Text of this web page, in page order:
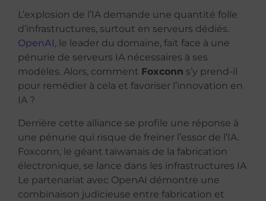
L’explosion de l’IA demande une quantité folle
d’infrastructures, surtout en serveurs dédiés.
OpenAI, le leader du domaine, fait face à une
pénurie de serveurs IA nécessaires à ses
modèles. Alors, comment Foxconn s’y prend-il
pour remédier à cela et favoriser l’innovation en
IA ?
Derrière cette alliance se profile une réponse à
une pénurie qui risque de freiner l’essor de l’IA.
Foxconn, le géant taïwanais de la fabrication
électronique, se lance dans les infrastructures IA
Le partenariat avec OpenAI démontre une
combinaison judicieuse entre fabrication et